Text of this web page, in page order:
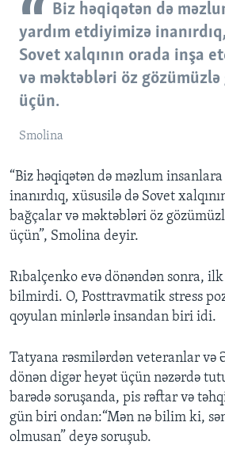
Biz həqiqətən də
yardım etdiyimizə
Sovet xalqının orada inşa
və məktəbləri öz
üçün.
Smolina
“Biz həqiqətən də məzlum
inanırdıq, xüsusilə də Sovet
bağçalar və məktəbləri öz
üçün”, Smolina deyir.
Rıbalçenko evə dönəndən sonra,
bilmirdi. O, Posttravmatik stress
qoyulan minlərlə insandan biri idi.
Tatyana rəsmilərdən veteranlar və
dönən digər heyət üçün nəzərdə
barədə soruşanda, pis rəftar və
gün biri ondan:“Mən nə bilim ki,
olmusan” deyə soruşub.